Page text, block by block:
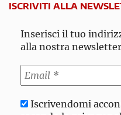
ISCRIVITI ALLA
Inserisci il tuo
alla nostra
Iscrivendomi